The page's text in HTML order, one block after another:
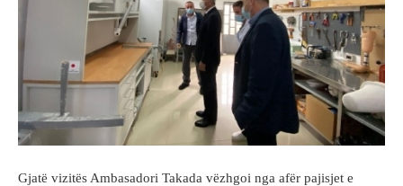
Gjatë vizitës Ambasadori Takada vëzhgoi nga afër pajisjet e